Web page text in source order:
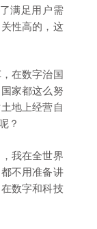
满足用户需
性高的，这
在数字治国
家都这么努
地上经营自
？
我在全世界
不用准备讲
数字和科技